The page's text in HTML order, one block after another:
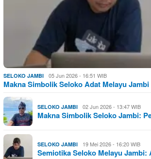
SELOKO JAMBI 05 Jun 2026 - 16:51 WIB
Makna Simbolik Seloko Adat Melayu
SELOKO JAMBI 02 Jun 2026 - 13:47 WIB
Makna Simbolik Seloko Jambi:
SELOKO JAMBI 19 Mei 2026 - 16:20 WIB
Semiotika Seloko Melayu